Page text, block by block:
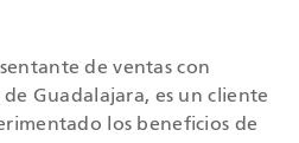
de ventas con
Guadalajara, es un cliente
los beneficios de